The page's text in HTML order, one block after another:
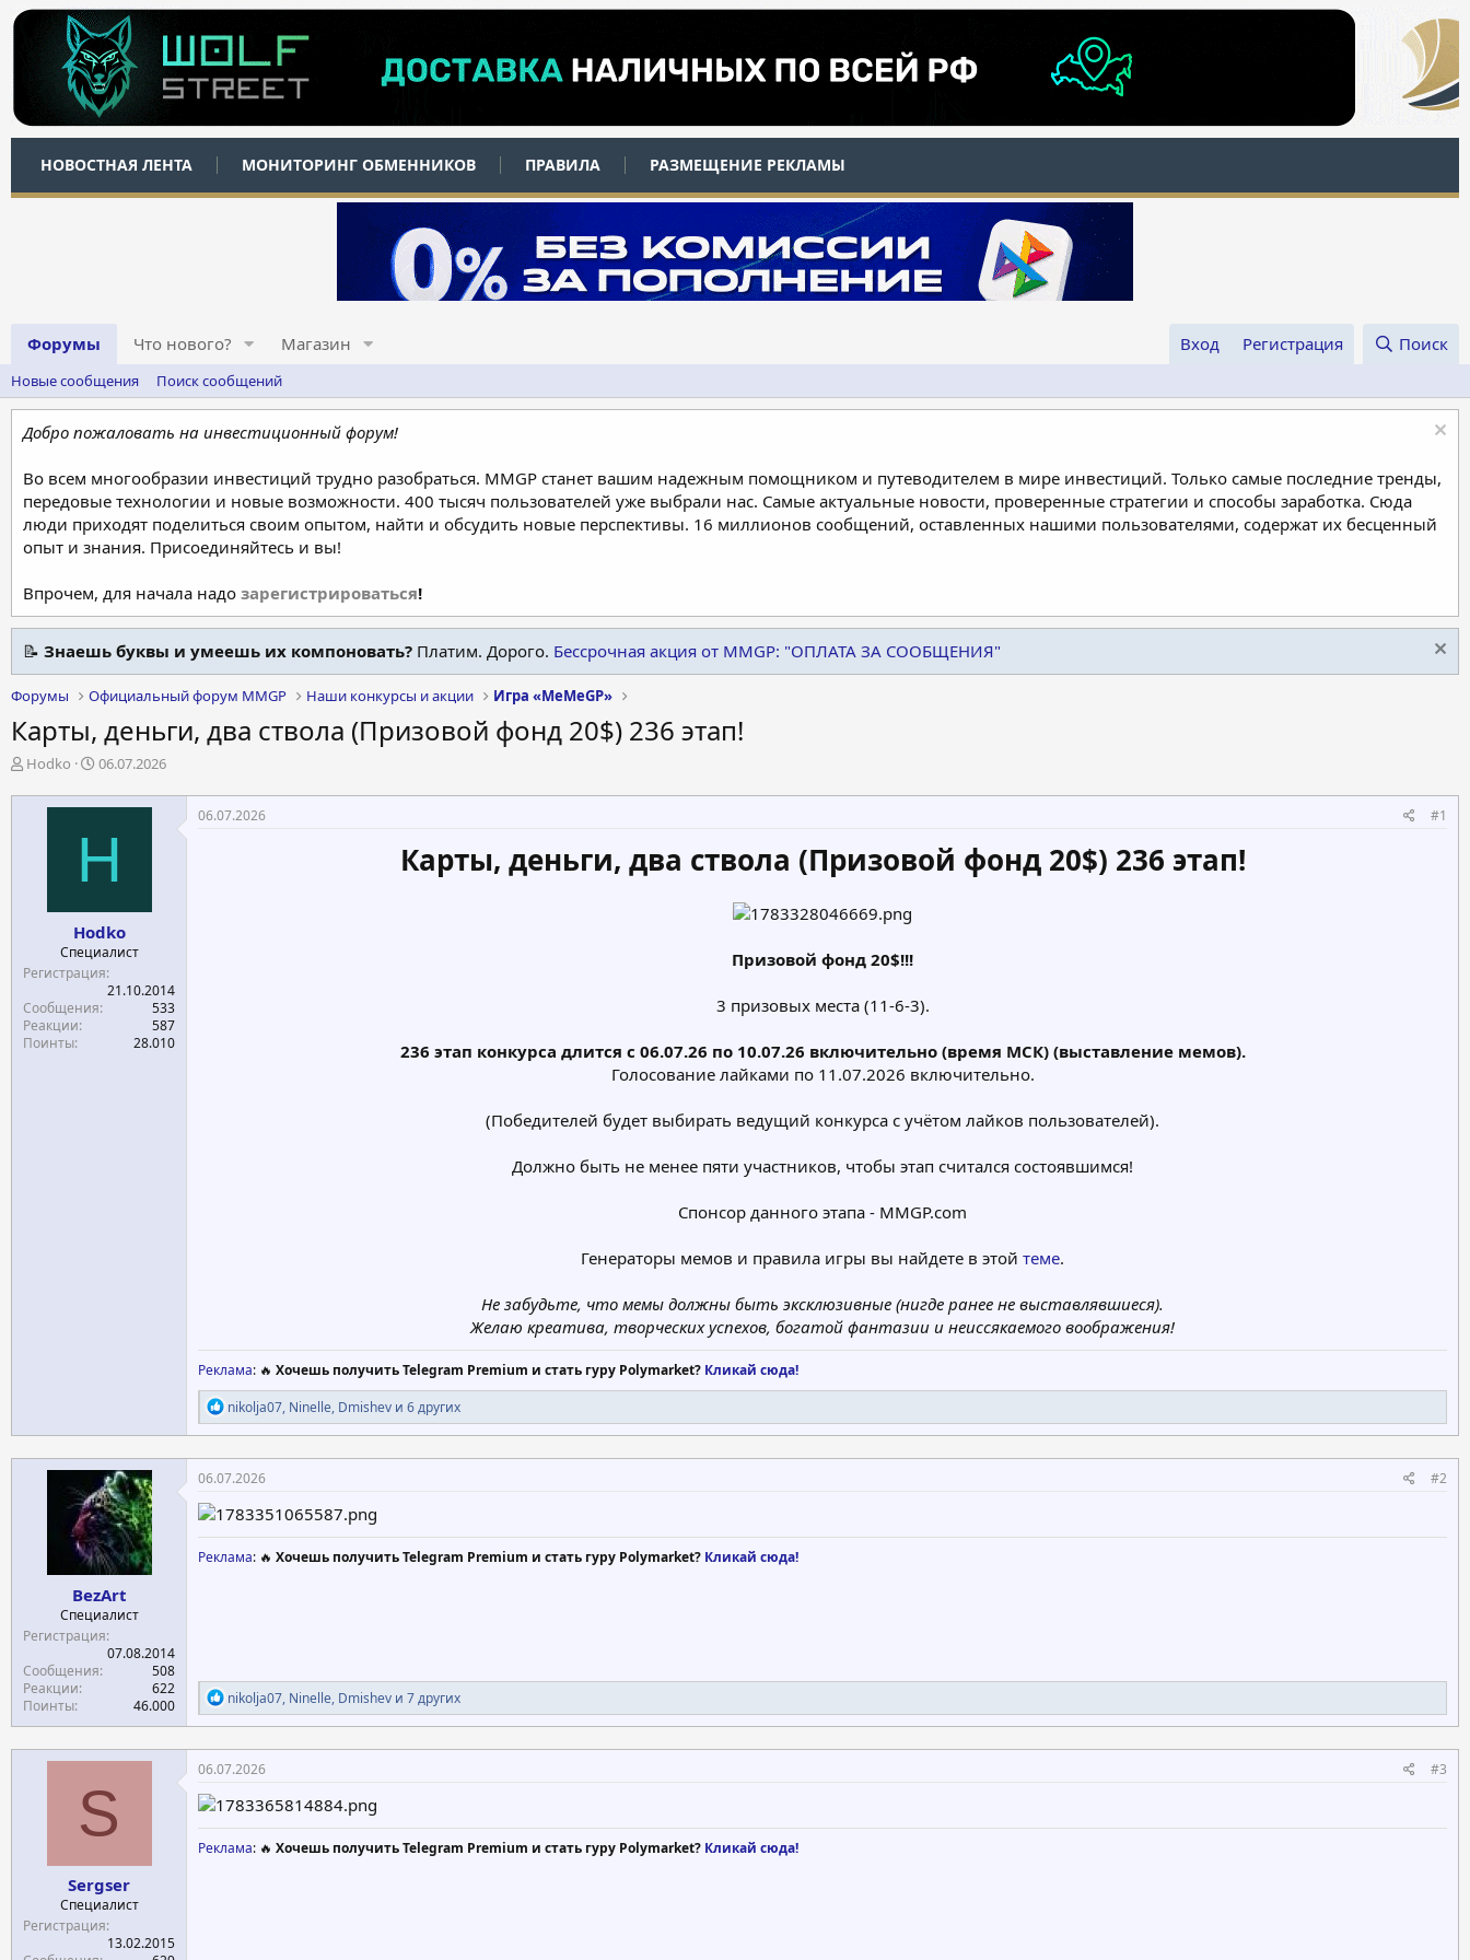
НОВОСТНАЯ ЛЕНТА МОНИТОРИНГ ОБМЕННИКОВ ПРАВИЛА РАЗМЕЩЕНИЕ РЕКЛАМЫ
Форумы Что нового? Магазин Вход Регистрация Поиск
Новые сообщения Поиск сообщений
Добро пожаловать на инвестиционный форум!
Во всем многообразии инвестиций трудно разобраться. MMGP станет вашим надежным помощником и путеводителем в мире инвестиций. Только самые последние тренды,
передовые технологии и новые возможности. 400 тысяч пользователей уже выбрали нас. Самые актуальные новости, проверенные стратегии и способы заработка. Сюда
люди приходят поделиться своим опытом, найти и обсудить новые перспективы. 16 миллионов сообщений, оставленных нашими пользователями, содержат их бесценный
опыт и знания. Присоединяйтесь и вы!
Впрочем, для начала надо зарегистрироваться!
📝 Знаешь буквы и умеешь их компоновать? Платим. Дорого. Бессрочная акция от MMGP: "ОПЛАТА ЗА СООБЩЕНИЯ"
Форумы Официальный форум MMGP Наши конкурсы и акции Игра «MeMeGP»
Карты, деньги, два ствола (Призовой фонд 20$) 236 этап!
А
т
Hodko
Д
т
а
а
06.07.2026
H
Hodko
Специалист
Регистрация
21.10.2014
Сообщения
533
Реакции
587
Поинты
28.010
06.07.2026 #1
Карты, деньги, два ствола (Призовой фонд 20$) 236 этап!
Призовой фонд 20$!!!
3 призовых места (11-6-3).
236 этап конкурса длится с 06.07.26 по 10.07.26 включительно (время МСК) (выставление мемов).
Голосование лайками по 11.07.2026 включительно.
(Победителей будет выбирать ведущий конкурса с учётом лайков пользователей).
Должно быть не менее пяти участников, чтобы этап считался состоявшимся!
Спонсор данного этапа - MMGP.com
Генераторы мемов и правила игры вы найдете в этой теме.
Не забудьте, что мемы должны быть эксклюзивные (нигде ранее не выставлявшиеся).
Желаю креатива, творческих успехов, богатой фантазии и неиссякаемого воображения!
Реклама: 🔥 Хочешь получить Telegram Premium и стать гуру Polymarket? Кликай сюда!
Р
е
а
к
ц
и
и
nikolja07, Ninelle, Dmishev и 6 других
BezArt
Специалист
Регистрация
07.08.2014
Сообщения
508
Реакции
622
Поинты
46.000
06.07.2026 #2
Реклама: 🔥 Хочешь получить Telegram Premium и стать гуру Polymarket? Кликай сюда!
Р
е
а
к
ц
и
и
nikolja07, Ninelle, Dmishev и 7 других
S
Sergser
Специалист
Регистрация
13.02.2015
06.07.2026 #3
Реклама: 🔥 Хочешь получить Telegram Premium и стать гуру Polymarket? Кликай сюда!